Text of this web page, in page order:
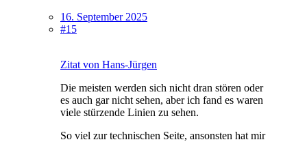
16. September 2025
#15
Zitat von Hans-Jürgen
Die meisten werden sich nicht dran stören oder
es auch gar nicht sehen, aber ich fand es waren
viele stürzende Linien zu sehen.
So viel zur technischen Seite, ansonsten hat mir